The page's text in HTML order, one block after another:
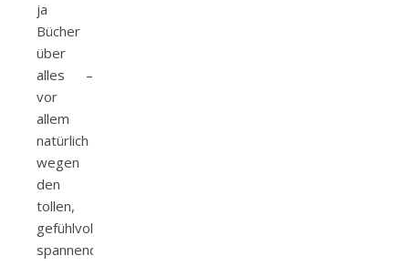
ja
Bücher
über
alles –
vor
allem
natürlich
wegen
den
tollen,
gefühlvollen,
spannenden